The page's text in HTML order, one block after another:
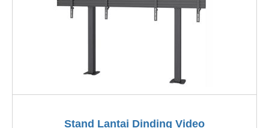
Stand Lantai Dinding Video